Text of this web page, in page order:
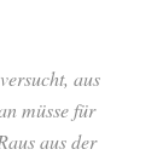
aus
müsse für
aus der